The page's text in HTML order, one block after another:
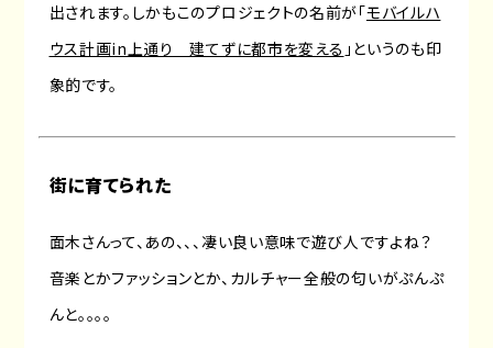
出されます。しかもこのプロジェクトの名前が「モバイルハ
ウス計画in上通り 建てずに都市を変える 」というのも印
象的です。
街に育てられた
面木さんって、あの、、、凄い良い意味で遊び人ですよね？
音楽とかファッションとか、カルチャー全般の匂いがぷんぷ
んと。。。。